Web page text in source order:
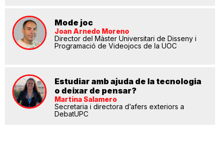
Mode joc
Joan Arnedo Moreno
Director del Màster Universitari de Disseny i
Programació de Videojocs de la UOC
Estudiar amb ajuda de la tecnologia
o deixar de pensar?
Martina Salamero
Secretaria i directora d’afers exteriors a
DebatUPC